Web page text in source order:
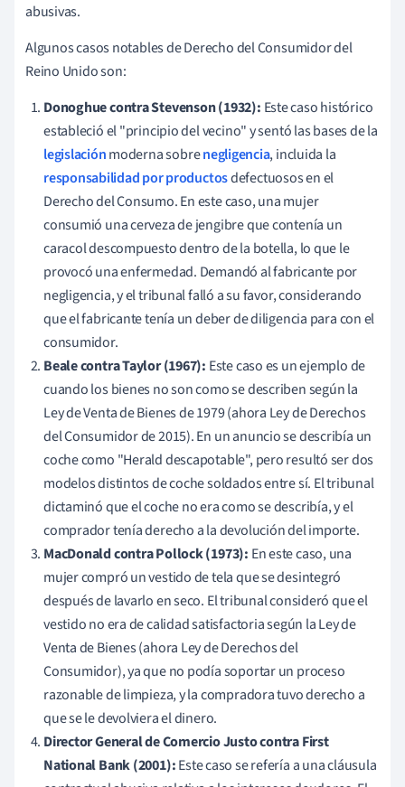
abusivas.
Algunos casos notables de Derecho del Consumidor del
Reino Unido son:
Donoghue contra Stevenson (1932): Este caso histórico
estableció el "principio del vecino" y sentó las bases de la
legislaciónmoderna sobrenegligencia, incluida la
responsabilidad por productosdefectuosos en el
Derecho del Consumo. En este caso, una mujer
consumió una cerveza de jengibre que contenía un
caracol descompuesto dentro de la botella, lo que le
provocó una enfermedad. Demandó al fabricante por
negligencia, y el tribunal falló a su favor, considerando
que el fabricante tenía un deber de diligencia para con el
consumidor.
Beale contra Taylor (1967): Este caso es un ejemplo de
cuando los bienes no son como se describen según la
Ley de Venta de Bienes de 1979 (ahora Ley de Derechos
del Consumidor de 2015). En un anuncio se describía un
coche como "Herald descapotable", pero resultó ser dos
modelos distintos de coche soldados entre sí. El tribunal
dictaminó que el coche no era como se describía, y el
comprador tenía derecho a la devolución del importe.
MacDonald contra Pollock (1973): En este caso, una
mujer compró un vestido de tela que se desintegró
después de lavarlo en seco. El tribunal consideró que el
vestido no era de calidad satisfactoria según la Ley de
Venta de Bienes (ahora Ley de Derechos del
Consumidor), ya que no podía soportar un proceso
razonable de limpieza, y la compradora tuvo derecho a
que se le devolviera el dinero.
Director General de Comercio Justo contra First
National Bank (2001):Este caso se refería a una cláusula